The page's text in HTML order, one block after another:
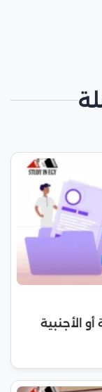
الأجنبية